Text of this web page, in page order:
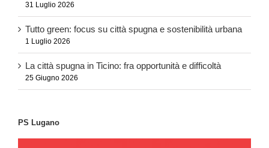
31 Luglio 2026
Tutto green: focus su città spugna e sostenibilità urbana
1 Luglio 2026
La città spugna in Ticino: fra opportunità e difficoltà
25 Giugno 2026
PS Lugano